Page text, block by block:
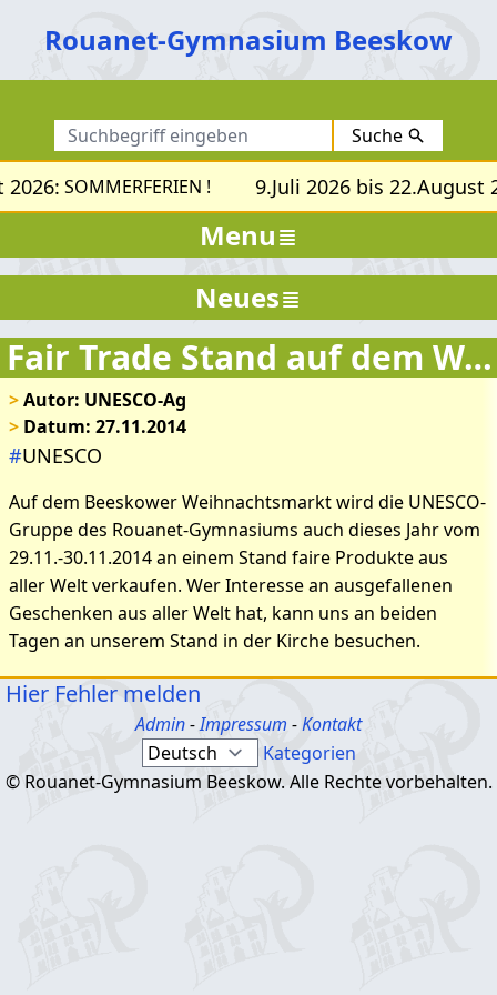
Rouanet-Gymnasium Beeskow
Suche
SOMMERFERIEN ! 9.Juli 2026 bis 22.August
Menu
Fair Trade Stand auf dem Weihnachtsmarkt
>Autor: UNESCO-Ag
> Datum: 27.11.2014
#UNESCO
Auf dem Beeskower Weihnachtsmarkt wird die UNESCO-
Gruppe des Rouanet-Gymnasiums auch dieses Jahr vom
29.11.-30.11.2014 an einem Stand faire Produkte aus
aller Welt verkaufen. Wer Interesse an ausgefallenen
Geschenken aus aller Welt hat, kann uns an beiden
Tagen an unserem Stand in der Kirche besuchen.
Neues
Hier Fehler melden
Admin-Impressum -Kontakt
Kategorien
© Rouanet-Gymnasium Beeskow. Alle Rechte vorbehalten.